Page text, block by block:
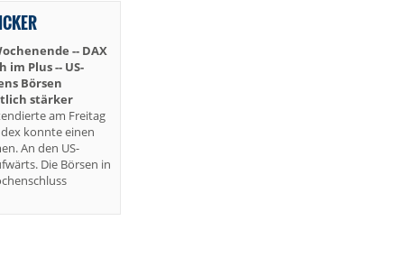
-- DAX
Plus -- US-
Börsen
stärker
am Freitag
konnte einen
An den US-
Die Börsen in